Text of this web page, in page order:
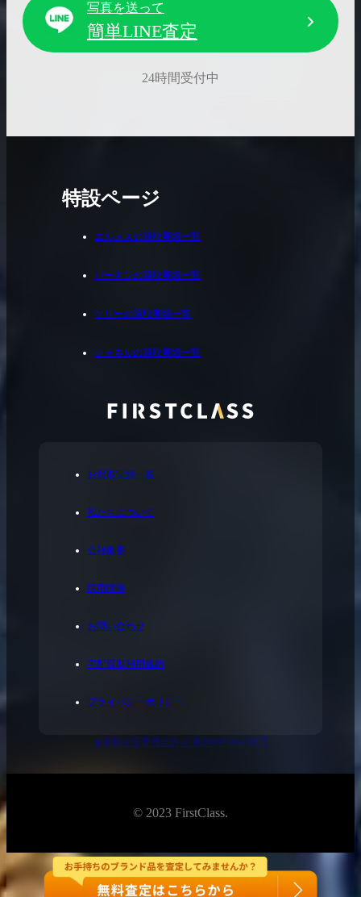
写真を送って
簡単LINE査定
24時間受付中
お買取実績一覧
私たちについて
会社概要
採用情報
お問い合わせ
宅配買取利用規約
プライバシーポリシー
東京都公安委員会許可 第304371805541号
特設ページ
エルメスの買取実績一覧
バーキンの買取実績一覧
ケリーの買取実績一覧
シャネルの買取実績一覧
© 2023 FirstClass.